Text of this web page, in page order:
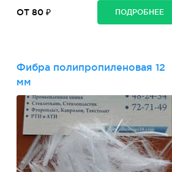
ОТ 80 ₽ ПОДРОБНЕЕ
Фибра полипропиленовая 12
мм